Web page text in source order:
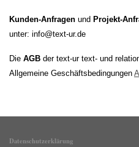
Kunden-Anfragen und Projekt-
unter: info@text-ur.de
Die AGB der text-ur text- und
Allgemeine Geschäftsbedingungen
Datenschutzerklärung